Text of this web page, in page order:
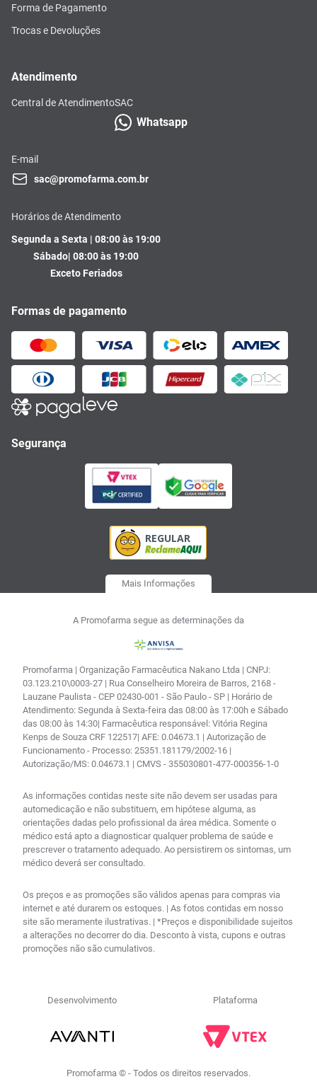
Forma de Pagamento
Trocas e Devoluções
Atendimento
Central de AtendimentoSAC
Whatsapp
E-mail
sac@promofarma.com.br
Horários de Atendimento
Segunda a Sexta | 08:00 às 19:00
Sábado| 08:00 às 19:00
Exceto Feriados
Formas de pagamento
Segurança
Mais Informações
A Promofarma segue as determinações da
Promofarma | Organização Farmacêutica Nakano Ltda | CNPJ:
03.123.210\0003-27 | Rua Conselheiro Moreira de Barros, 2168 -
Lauzane Paulista - CEP 02430-001 - São Paulo - SP | Horário de
Atendimento: Segunda à Sexta-feira das 08:00 às 17:00h e Sábado
das 08:00 às 14:30| Farmacêutica responsável: Vitória Regina
Kenps de Souza CRF 122517| AFE: 0.04673.1 | Autorização de
Funcionamento - Processo: 25351.181179/2002-16 |
Autorização/MS: 0.04673.1 | CMVS - 355030801-477-000356-1-0
As informações contidas neste site não devem ser usadas para
automedicação e não substituem, em hipótese alguma, as
orientações dadas pelo profissional da área médica. Somente o
médico está apto a diagnosticar qualquer problema de saúde e
prescrever o tratamento adequado. Ao persistirem os sintomas, um
médico deverá ser consultado.
Os preços e as promoções são válidos apenas para compras via
internet e até durarem os estoques. | As fotos contidas em nosso
site são meramente ilustrativas. | *Preços e disponibilidade sujeitos
a alterações no decorrer do dia. Desconto à vista, cupons e outras
promoções não são cumulativos.
Desenvolvimento Plataforma
Promofarma © - Todos os direitos reservados.